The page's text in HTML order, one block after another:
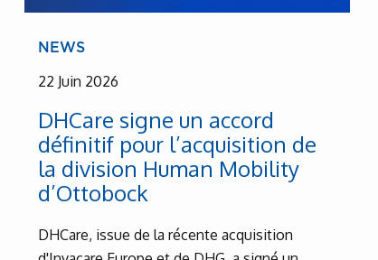
NEWS
22 Juin 2026
DHCare signe un accord
définitif pour l’acquisition de
la division Human Mobility
d’Ottobock
DHCare, issue de la récente acquisition